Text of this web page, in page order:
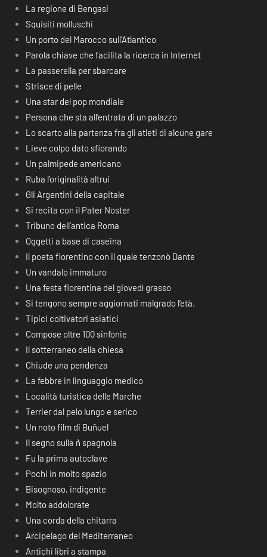
La regione di Bengasi
Squisiti molluschi
Un porto del Marocco sull’Atlantico
Parola chiave che facilita la ricerca in Internet
La passerella per sbarcare
Strisce di pelle
Una star del pop mondiale
Persona che sta all’entrata di un palazzo
Lo scarto alla partenza fra gli atleti di alcune gare
Lieve colpo dato sfiorando
Un palmipede americano
Ruba l’originalità altrui
Gli Argentini della capitale
Si recita con il Pater Noster
Tribuno dell’antica Roma
Oggetti a base di caseina
Il poeta fiorentino con il quale tenzonò Dante
Un vandalo immaturo
Una festa fiorentina del giovedì grasso
Si tengono sempre aggiornati malgrado l’età.
Tipici coltivatori asiatici
Compose oltre 100 sinfonie
Il sotterraneo della chiesa
Chiude una pendenza
La febbre in linguaggio medico
Località turistica delle Marche
Terrier dal pelo lungo e serico
Un noto film di Buñuel
Il segno sulla ñ spagnola
Fu la prima autoclave
Pochi in molto spazio
Bisognoso, indigente
Molto addolorate
Una corda della chitarra
Arcipelago del Mediterraneo
Antichi libri a stampa